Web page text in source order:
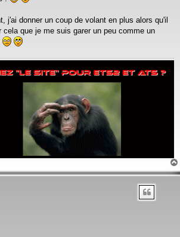
j'ai donner un coup de volant en plus alors qu'il
que je me suis garer un peu comme un